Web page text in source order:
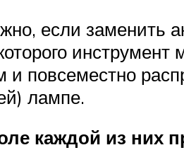
если заменить
и повсеместно
лампе.
каждой из них